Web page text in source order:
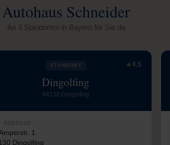
Autohaus Schneider
An 3 Standorten in Bayern für Sie da
★4,5
STANDORT
Dingolfing
84130 Dingolfing
ADRESSE
1
Dingolfing